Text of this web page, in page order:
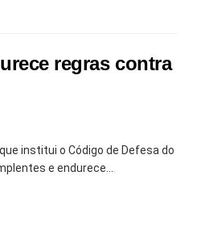
regras contra
institui o Código de Defesa do
e endurece...